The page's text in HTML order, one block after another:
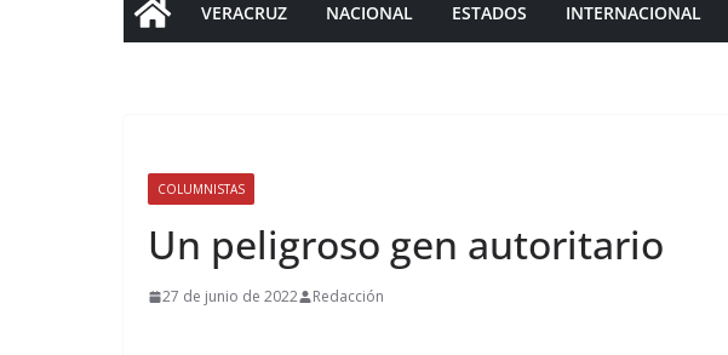
VERACRUZ NACIONAL ESTADOS INTERNACIONAL
COLUMNISTAS
Un peligroso gen autoritario
27 de junio de 2022 Redacción